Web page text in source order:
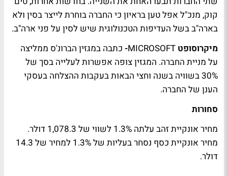
קוק, מנכ"ל אפל טען בראיון כי החברה בוחרת לייצר בסין ולא
בארה"ב בשל העדיפות הטכנולוגית שיש לסין על פני ארה"ב.
מיקרוסופט MICROSOFT
- כתבה במגזין הברונ'ס ממליצה
על מניית החברה. המגזין צופה אפשרות לעלייה בסך של
30% בשוויה בשנה וחצי הבאות בעקבות ההצלחה בעסקי
הענן של החברה.
סחורות
מחיר אונקיית זהב עלתה 1.3% לשווי של 1,078.3 דולר.
מחיר אונקיית כסף נסחר בעליות של 1.3% למחיר של 14.3
דולר.